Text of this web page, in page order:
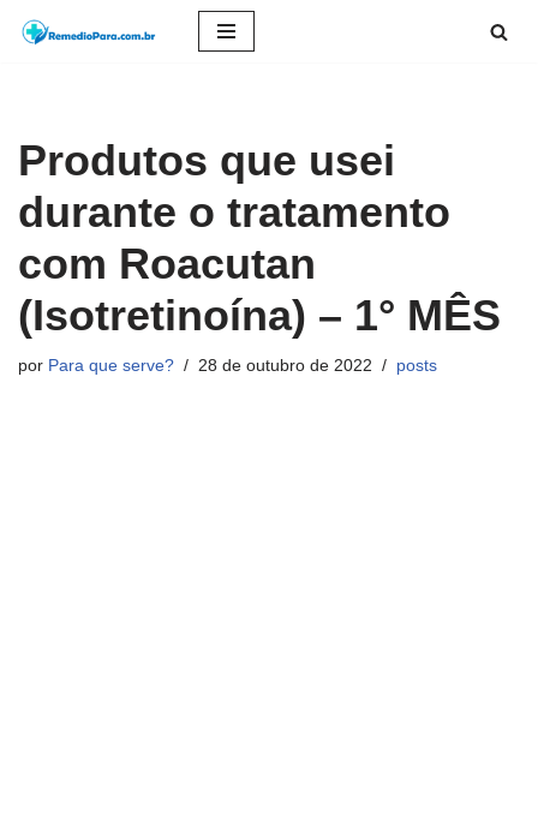
conteúdo
Produtos que usei
durante o tratamento
com Roacutan
(Isotretinoína) – 1° MÊS
por Para que serve? 28 de outubro de 2022 posts